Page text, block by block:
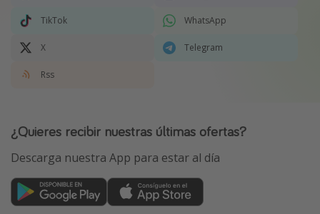
TikTok WhatsApp
X Telegram
Rss
¿Quieres recibir nuestras últimas ofertas?
Descarga nuestra App para estar al día